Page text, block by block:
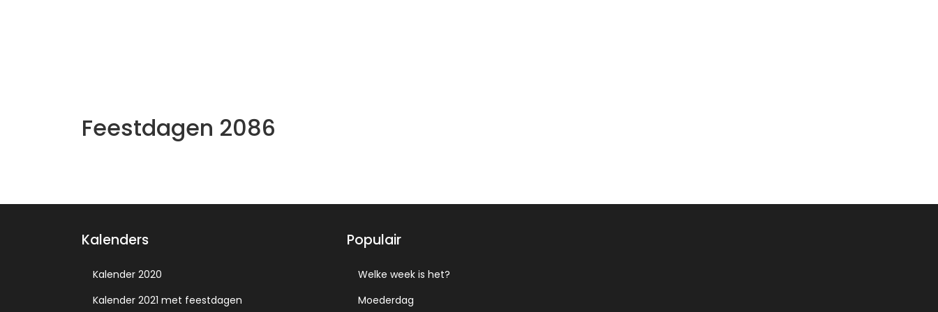
Feestdagen 2086
Kalenders
Kalender 2020
Kalender 2021 met feestdagen
Populair
Welke week is het?
Moederdag